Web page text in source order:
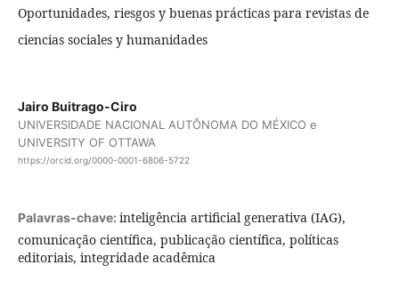
Oportunidades, riesgos y buenas prácticas para revistas de
ciencias sociales y humanidades
Jairo Buitrago-Ciro
UNIVERSIDADE NACIONAL AUTÔNOMA DO MÉXICO e
UNIVERSITY OF OTTAWA
https://orcid.org/0000-0001-6806-5722
Palavras-chave: inteligência artificial generativa (IAG),
comunicação científica, publicação científica, políticas
editoriais, integridade acadêmica